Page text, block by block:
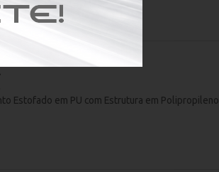
Estofado em PU com Estrutura em Polipropileno